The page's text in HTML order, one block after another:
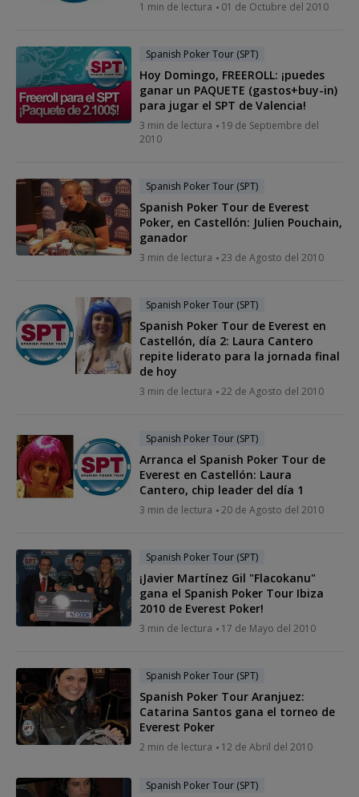
1 min de lectura 01 de Octubre del 2010
Spanish Poker Tour (SPT)
Hoy Domingo, FREEROLL: ¡puedes
ganar un PAQUETE (gastos+buy-in)
para jugar el SPT de Valencia!
3 min de lectura
19 de Septiembre del
2010
Spanish Poker Tour (SPT)
Spanish Poker Tour de Everest
Poker, en Castellón: Julien Pouchain,
ganador
3 min de lectura 23 de Agosto del 2010
Spanish Poker Tour (SPT)
Spanish Poker Tour de Everest en
Castellón, día 2: Laura Cantero
repite liderato para la jornada final
de hoy
3 min de lectura 22 de Agosto del 2010
Spanish Poker Tour (SPT)
Arranca el Spanish Poker Tour de
Everest en Castellón: Laura
Cantero, chip leader del día 1
3 min de lectura 20 de Agosto del 2010
Spanish Poker Tour (SPT)
¡Javier Martínez Gil "Flacokanu"
gana el Spanish Poker Tour Ibiza
2010 de Everest Poker!
3 min de lectura 17 de Mayo del 2010
Spanish Poker Tour (SPT)
Spanish Poker Tour Aranjuez:
Catarina Santos gana el torneo de
Everest Poker
2 min de lectura 12 de Abril del 2010
Spanish Poker Tour (SPT)